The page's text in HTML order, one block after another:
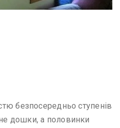
безпосередньо ступенів
дошки, а половинки